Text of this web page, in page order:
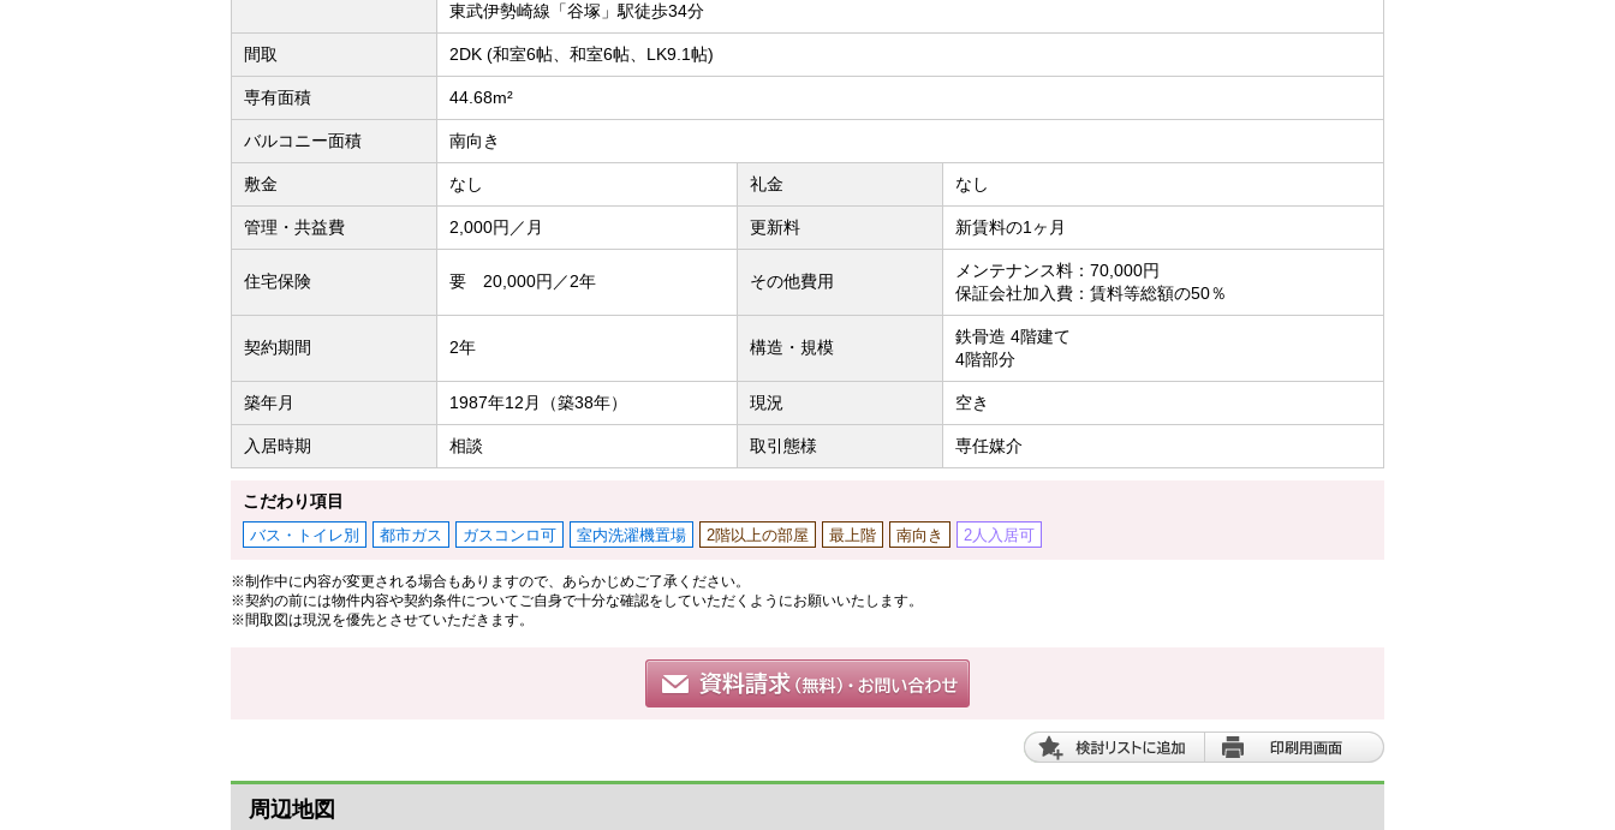
東武伊勢崎線「谷塚」駅徒歩34分
間取 2DK (和室6帖、和室6帖、LK9.1帖)
専有面積 44.68m²
バルコニー面積 南向き
敷金 なし 礼金 なし
管理・共益費 2,000円／月 更新料 新賃料の1ヶ月
住宅保険 要 20,000円／2年 その他費用
メンテナンス料：70,000円
保証会社加入費：賃料等総額の50％
契約期間 2年 構造・規模
鉄骨造 4階建て
4階部分
築年月 1987年12月（築38年） 現況 空き
入居時期 相談 取引態様 専任媒介
こだわり項目
バス・トイレ別 都市ガス ガスコンロ可 室内洗濯機置場 2階以上の部屋 最上階 南向き 2人入居可
※制作中に内容が変更される場合もありますので、あらかじめご了承ください。
※契約の前には物件内容や契約条件についてご自身で十分な確認をしていただくようにお願いいたします。
※間取図は現況を優先とさせていただきます。
周辺地図